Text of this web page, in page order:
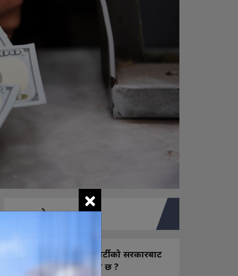
तपाइको मत
नयाँ बन्ने राष्ट्रिय स्वतन्त्र पार्टीको सरकारबाट
कस्तो अपेक्षा राख्नुभएको छ ?
×